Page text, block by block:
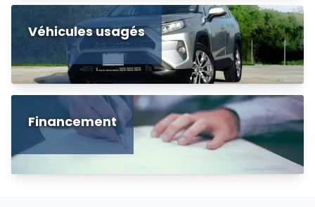
Véhicules usagés
Financement